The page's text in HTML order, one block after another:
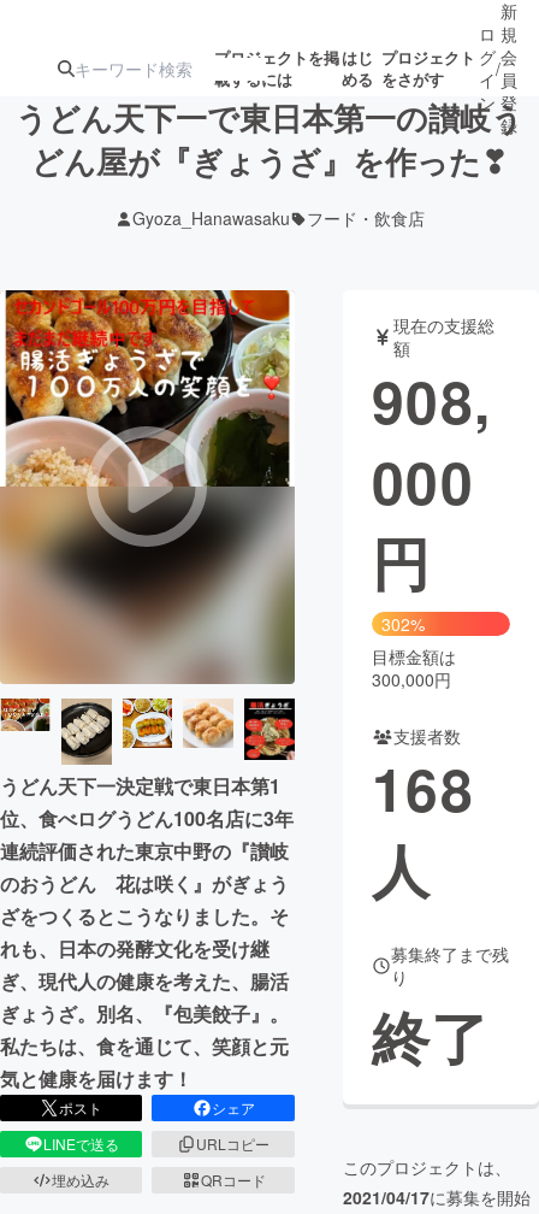
プロジェクトを掲
載するには
はじ
める
プロジェクト
をさがす
ターン
ジェクト
募集終了が近いプ
ロジェクト
アート・写真 音楽
テクノロジー・ガジェット ゲーム・サ
映像・映画
ビジネス・起業
まちづくり・地域活性化
CAMPFIRE for Social Good
CAMPFIRE Creation
CAMPFIREふるさと納税machi-ya コミュニティ
ロ
グ
イ
ン
/
新
規
会
員
登
録
うどん天下一で東日本第一の讃岐う
どん屋が『ぎょうざ』を作った❣
Gyoza_Hanawasaku フード・飲食店
うどん天下一決定戦で東日本第1
位、食べログうどん100名店に3年
連続評価された東京中野の『讃岐
のおうどん 花は咲く』がぎょう
ざをつくるとこうなりました。そ
れも、日本の発酵文化を受け継
ぎ、現代人の健康を考えた、腸活
ぎょうざ。別名、『包美餃子』。
私たちは、食を通じて、笑顔と元
気と健康を届けます！
ポスト
シェア
LINEで送る
URLコピー
埋め込み
QRコード
現在の支援総
額
908,
000
円
302%
目標金額は
300,000円
支援者数
168
人
募集終了まで残
り
終了
このプロジェクトは、
2021/04/17に募集を開始